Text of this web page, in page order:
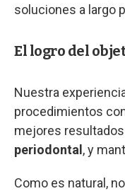
soluciones a largo
El logro del
Nuestra
procedimientos
mejores
periodontal , y
Como es natural,